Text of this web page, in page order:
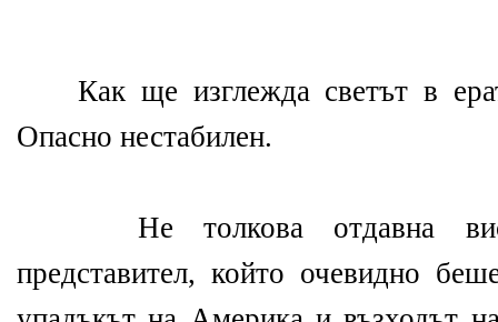
Как ще изглежда светът в
Опасно нестабилен.
Не толкова отдавна
представител, който очевидно